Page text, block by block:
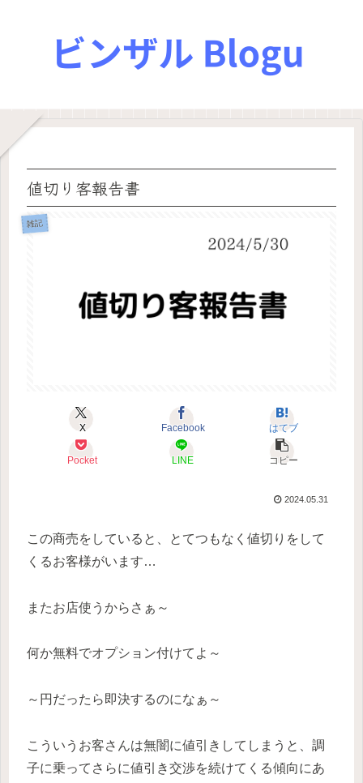
値切り客報告書
雑記
X Facebook はてブ
Pocket LINE コピー
2024.05.31
この商売をしていると、とてつもなく値切りをして
くるお客様がいます…
またお店使うからさぁ～
何か無料でオプション付けてよ～
～円だったら即決するのになぁ～
こういうお客さんは無闇に値引きしてしまうと、調
子に乗ってさらに値引き交渉を続けてくる傾向にあ